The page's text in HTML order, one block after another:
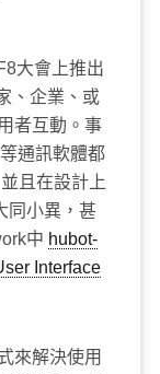
大會上推出
、企業、或
者互動。事
通訊軟體都
且在設計上
同小異，甚
中 hubot-
Interface
來解決使用